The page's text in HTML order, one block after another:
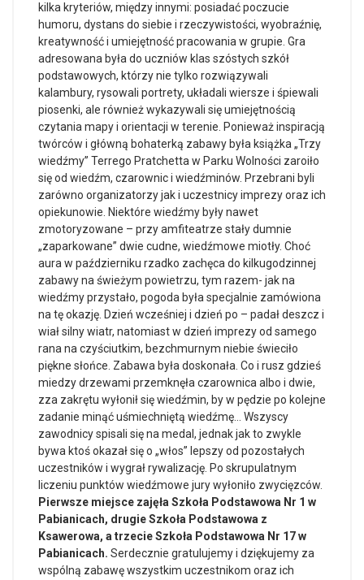
kilka kryteriów, między innymi: posiadać poczucie
humoru, dystans do siebie i rzeczywistości, wyobraźnię,
kreatywność i umiejętność pracowania w grupie. Gra
adresowana była do uczniów klas szóstych szkół
podstawowych, którzy nie tylko rozwiązywali
kalambury, rysowali portrety, układali wiersze i śpiewali
piosenki, ale również wykazywali się umiejętnością
czytania mapy i orientacji w terenie. Ponieważ inspiracją
twórców i główną bohaterką zabawy była książka „Trzy
wiedźmy” Terrego Pratchetta w Parku Wolności zaroiło
się od wiedźm, czarownic i wiedźminów. Przebrani byli
zarówno organizatorzy jak i uczestnicy imprezy oraz ich
opiekunowie. Niektóre wiedźmy były nawet
zmotoryzowane – przy amfiteatrze stały dumnie
„zaparkowane” dwie cudne, wiedźmowe miotły. Choć
aura w październiku rzadko zachęca do kilkugodzinnej
zabawy na świeżym powietrzu, tym razem- jak na
wiedźmy przystało, pogoda była specjalnie zamówiona
na tę okazję. Dzień wcześniej i dzień po – padał deszcz i
wiał silny wiatr, natomiast w dzień imprezy od samego
rana na czyściutkim, bezchmurnym niebie świeciło
piękne słońce. Zabawa była doskonała. Co i rusz gdzieś
miedzy drzewami przemknęła czarownica albo i dwie,
zza zakrętu wyłonił się wiedźmin, by w pędzie po kolejne
zadanie minąć uśmiechniętą wiedźmę… Wszyscy
zawodnicy spisali się na medal, jednak jak to zwykle
bywa ktoś okazał się o „włos” lepszy od pozostałych
uczestników i wygrał rywalizację. Po skrupulatnym
liczeniu punktów wiedźmowe jury wyłoniło zwycięzców.
Pierwsze miejsce zajęła Szkoła Podstawowa Nr 1 w
Pabianicach, drugie Szkoła Podstawowa z
Ksawerowa, a trzecie Szkoła Podstawowa Nr 17 w
Pabianicach. Serdecznie gratulujemy i dziękujemy za
wspólną zabawę wszystkim uczestnikom oraz ich